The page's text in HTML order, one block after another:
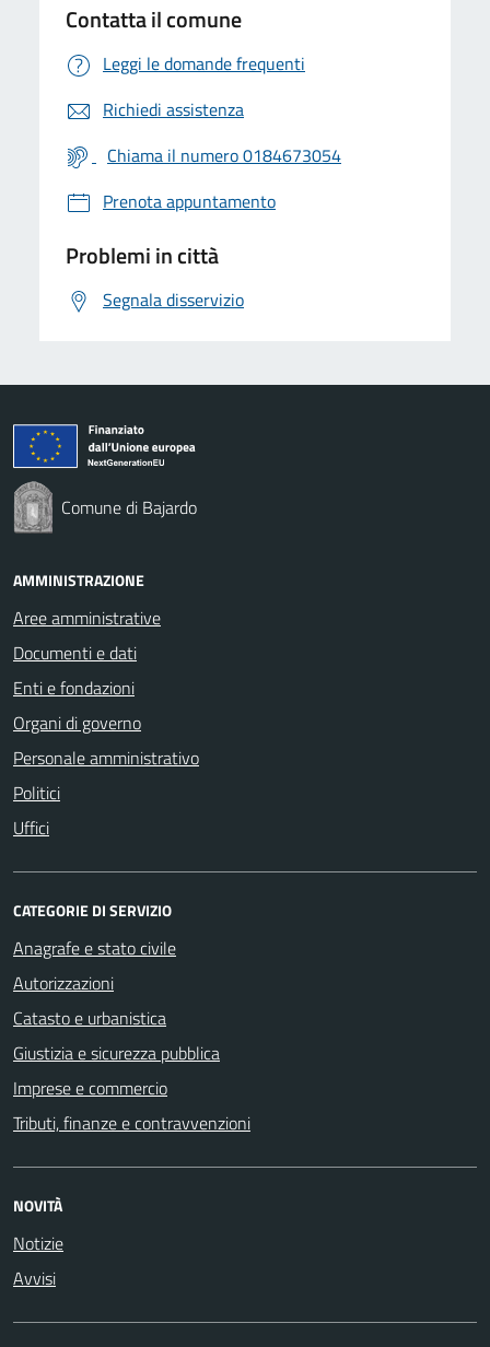
Contatta il comune
Leggi le domande frequenti
Richiedi assistenza
Chiama il numero 0184673054
Prenota appuntamento
Problemi in città
Segnala disservizio
Comune di Bajardo
AMMINISTRAZIONE
Aree amministrative
Documenti e dati
Enti e fondazioni
Organi di governo
Personale amministrativo
Politici
Uffici
CATEGORIE DI SERVIZIO
Anagrafe e stato civile
Autorizzazioni
Catasto e urbanistica
Giustizia e sicurezza pubblica
Imprese e commercio
Tributi, finanze e contravvenzioni
NOVITÀ
Notizie
Avvisi